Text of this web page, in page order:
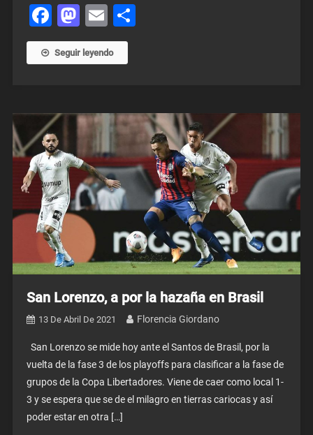
Facebook
Mastodon
Email
Seguir leyendo
San Lorenzo, a por la hazaña en Brasil
13 De Abril De 2021 Florencia Giordano
San Lorenzo se mide hoy ante el Santos de Brasil, por la
vuelta de la fase 3 de los playoffs para clasificar a la fase de
grupos de la Copa Libertadores. Viene de caer como local 1-
3 y se espera que se de el milagro en tierras cariocas y así
poder estar en otra […]